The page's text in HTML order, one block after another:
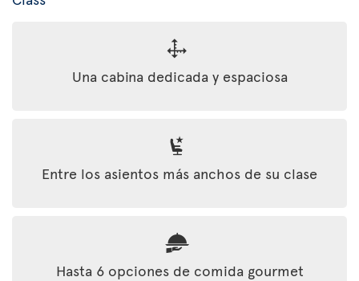
Una cabina dedicada y espaciosa
Entre los asientos más anchos de su clase
Hasta 6 opciones de comida gourmet